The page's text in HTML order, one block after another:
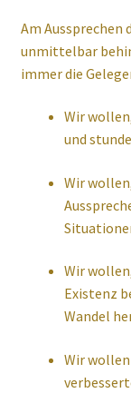
Am Aussprechen
unmittelbar
immer die
Wir
und
Wir
Wir
Existenz
Wandel
Wir